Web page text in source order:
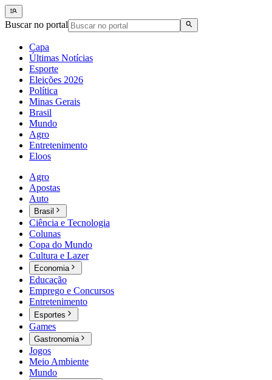
Buscar no portal
Capa
Últimas Notícias
Esporte
Eleições 2026
Política
Minas Gerais
Brasil
Mundo
Agro
Entretenimento
Eloos
Agro
Apostas
Auto
Brasil
Ciência e Tecnologia
Colunas
Copa do Mundo
Cultura e Lazer
Economia
Educação
Emprego e Concursos
Entretenimento
Esportes
Games
Gastronomia
Jogos
Meio Ambiente
Mundo